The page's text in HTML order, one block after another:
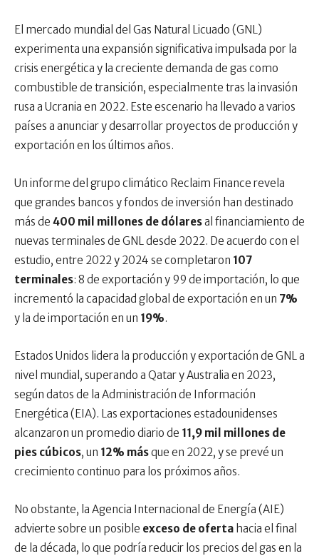
El mercado mundial del Gas Natural Licuado (GNL)
experimenta una expansión significativa impulsada por la
crisis energética y la creciente demanda de gas como
combustible de transición, especialmente tras la invasión
rusa a Ucrania en 2022. Este escenario ha llevado a varios
países a anunciar y desarrollar proyectos de producción y
exportación en los últimos años.
Un informe del grupo climático Reclaim Finance revela
que grandes bancos y fondos de inversión han destinado
más de 400 mil millones de dólaresal financiamiento de
nuevas terminales de GNL desde 2022. De acuerdo con el
estudio, entre 2022 y 2024 se completaron 107
terminales: 8 de exportación y 99 de importación, lo que
incrementó la capacidad global de exportación en un 7%
y la de importación en un 19%.
Estados Unidos lidera la producción y exportación de GNL a
nivel mundial, superando a Qatar y Australia en 2023,
según datos de la Administración de Información
Energética (EIA). Las exportaciones estadounidenses
alcanzaron un promedio diario de 11,9 mil millones de
pies cúbicos, un 12% másque en 2022, y se prevé un
crecimiento continuo para los próximos años.
No obstante, la Agencia Internacional de Energía (AIE)
advierte sobre un posible exceso de oferta hacia el final
de la década, lo que podría reducir los precios del gas en la